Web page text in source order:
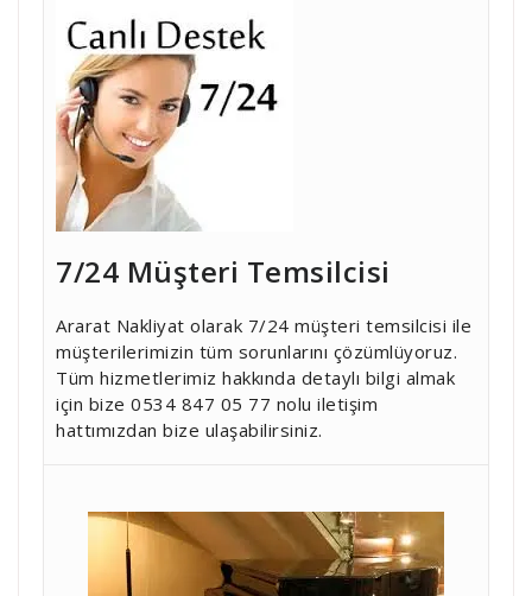
7/24 Müşteri Temsilcisi
Ararat Nakliyat olarak 7/24 müşteri temsilcisi ile
müşterilerimizin tüm sorunlarını çözümlüyoruz.
Tüm hizmetlerimiz hakkında detaylı bilgi almak
için bize 0534 847 05 77 nolu iletişim
hattımızdan bize ulaşabilirsiniz.